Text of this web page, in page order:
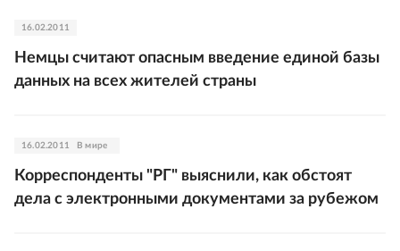
16.02.2011
Немцы считают опасным введение единой базы
данных на всех жителей страны
16.02.2011 В мире
Корреспонденты "РГ" выяснили, как обстоят
дела с электронными документами за рубежом